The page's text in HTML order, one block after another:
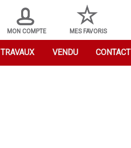
TRAVAUX VENDU CONTACT
MES FAVORIS
MON COMPTE